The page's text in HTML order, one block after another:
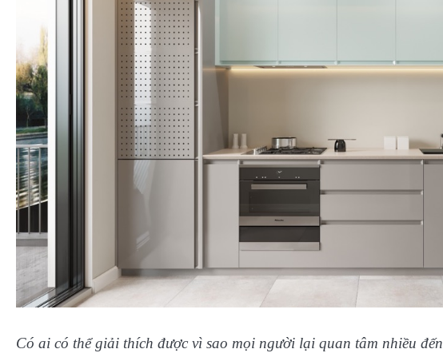
Có ai có thể giải thích được vì sao mọi người lại quan tâm nhiều đến